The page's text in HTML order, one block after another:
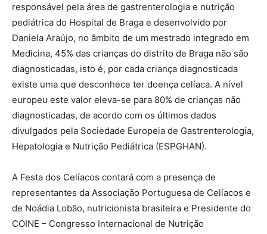
responsável pela área de gastrenterologia e nutrição
pediátrica do Hospital de Braga e desenvolvido por
Daniela Araújo, no âmbito de um mestrado integrado em
Medicina, 45% das crianças do distrito de Braga não são
diagnosticadas, isto é, por cada criança diagnosticada
existe uma que desconhece ter doença celíaca. A nível
europeu este valor eleva-se para 80% de crianças não
diagnosticadas, de acordo com os últimos dados
divulgados pela Sociedade Europeia de Gastrenterologia,
Hepatologia e Nutrição Pediátrica (ESPGHAN).
A Festa dos Celíacos contará com a presença de
representantes da Associação Portuguesa de Celíacos e
de Noádia Lobão, nutricionista brasileira e Presidente do
COINE – Congresso Internacional de Nutrição